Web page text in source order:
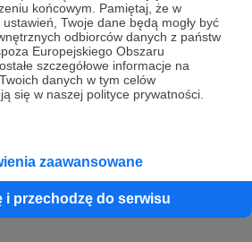
końcowym. Pamiętaj, że w
Twoje dane będą mogły być
odbiorców danych z państw
Europejskiego Obszaru
szczegółowe informacje na
danych w tym celów
się w naszej polityce prywatności.
zaawansowane
i przechodzę do serwisu
Autora Zostań Wege - Fundacja
Viva!już teraz!
Patronem